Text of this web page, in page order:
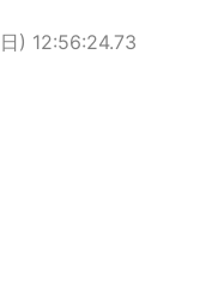
) 12:56:24.73